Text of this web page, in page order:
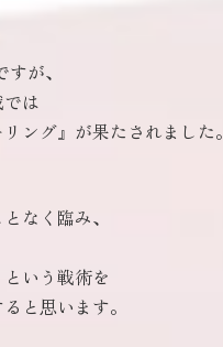
が、
は
ング』が果たされました。
なく臨み、
いう戦術を
と思います。